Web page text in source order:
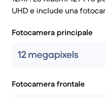
UHD e include una
Fotocamera principale
12 megapixels
Fotocamera frontale